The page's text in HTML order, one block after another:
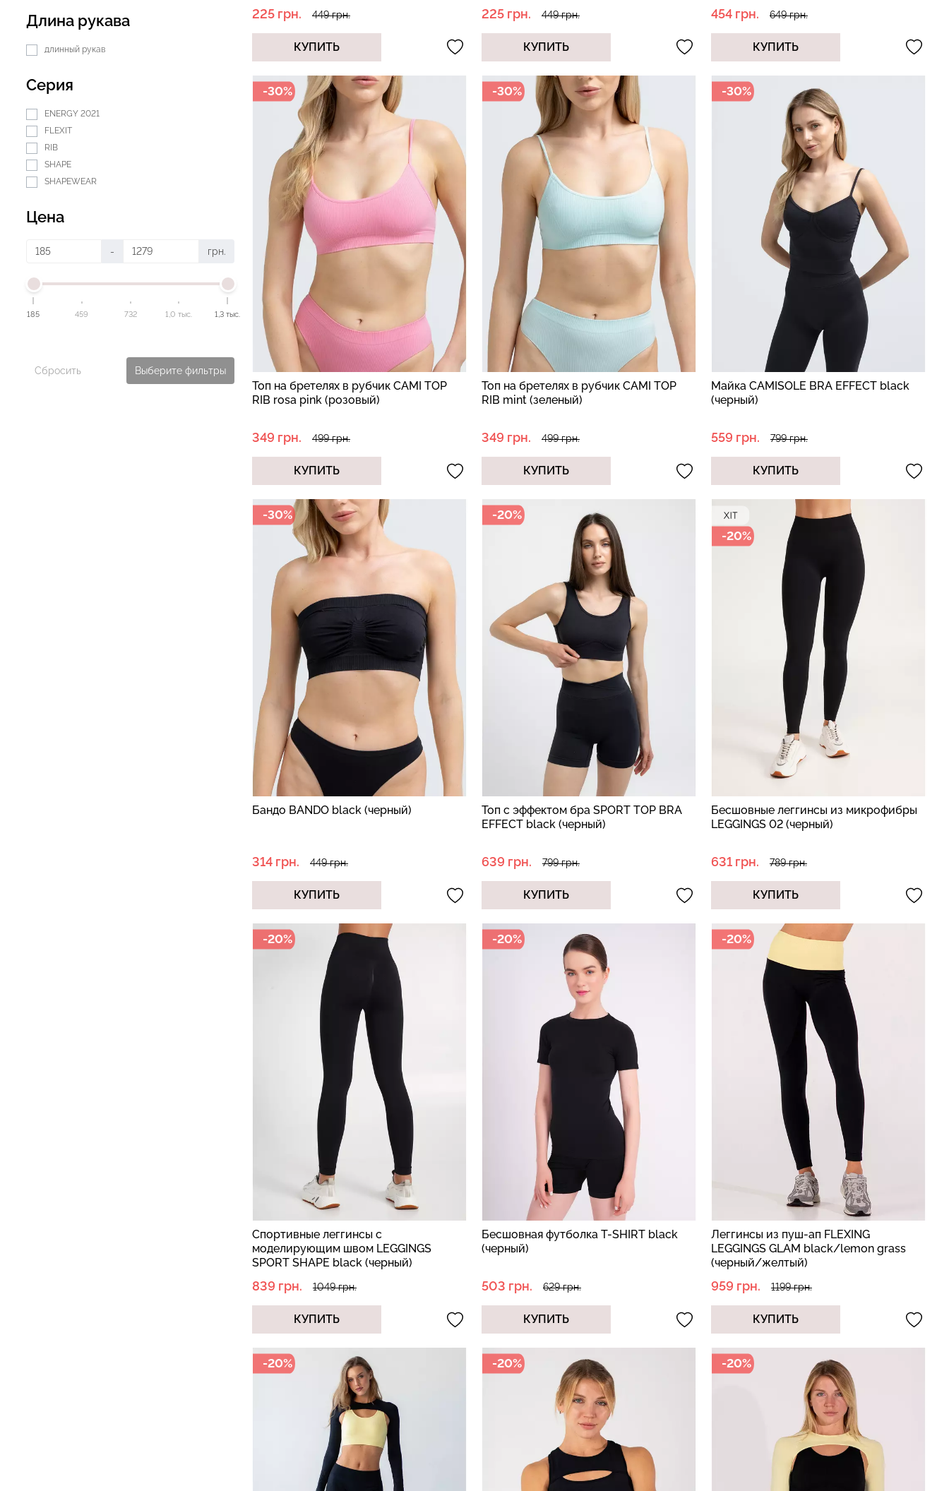
Длина рукава
длинный рукав
Серия
ENERGY 2021
FLEXIT
RIB
SHAPE
SHAPEWEAR
Цена
- грн.
185 459 732 1,0 тыс. 1,3 тыс.
Сбросить Выберите фильтры
225 грн. 449 грн.
КУПИТЬ
225 грн. 449 грн.
КУПИТЬ
454 грн. 649 грн.
КУПИТЬ
-30%
Топ на бретелях в рубчик CAMI TOP
RIB rosa pink (розовый)
349 грн. 499 грн.
КУПИТЬ
-30%
Топ на бретелях в рубчик CAMI TOP
RIB mint (зеленый)
349 грн. 499 грн.
КУПИТЬ
-30%
Майка CAMISOLE BRA EFFECT black
(черный)
559 грн. 799 грн.
КУПИТЬ
-30%
Бандо BANDO black (черный)
314 грн. 449 грн.
КУПИТЬ
-20%
Топ с эффектом бра SPORT TOP BRA
EFFECT black (черный)
639 грн. 799 грн.
КУПИТЬ
-20%
Бесшовные леггинсы из микрофибры
LEGGINGS 02 (черный)
631 грн. 789 грн.
КУПИТЬ
-20%
Спортивные леггинсы с
моделирующим швом LEGGINGS
SPORT SHAPE black (черный)
839 грн. 1049 грн.
КУПИТЬ
-20%
Бесшовная футболка T-SHIRT black
(черный)
503 грн. 629 грн.
КУПИТЬ
-20%
Леггинсы из пуш-ап FLEXING
LEGGINGS GLAM black/lemon grass
(черный/желтый)
959 грн. 1199 грн.
КУПИТЬ
-20% -20% -20%